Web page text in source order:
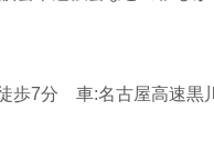
歩7分 車:名古屋高速黒川